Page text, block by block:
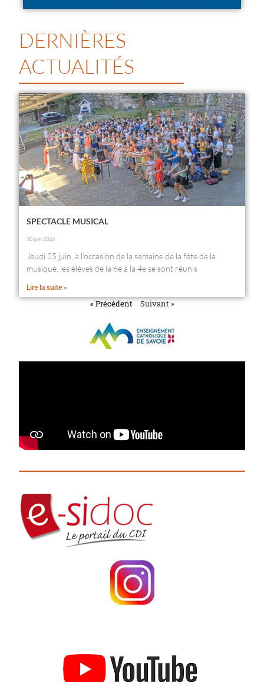
DERNIÈRES
ACTUALITÉS
SPECTACLE MUSICAL
30 juin 2026
Jeudi 25 juin, à l’occasion de la semaine de la fête de la
musique, les élèves de la 6e à la 4e se sont réunis
Lire la suite »
« Précédent Suivant »